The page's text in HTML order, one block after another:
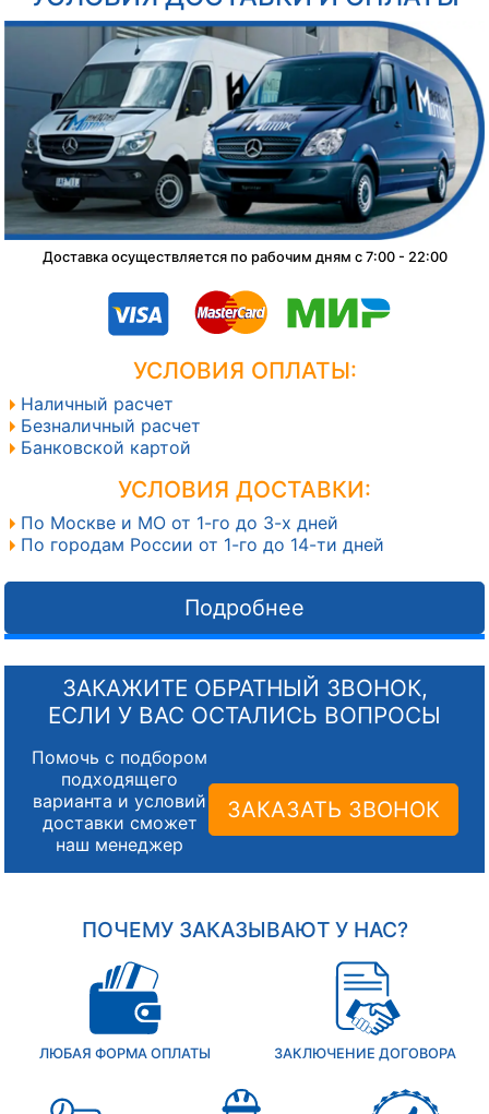
Доставка осуществляется по рабочим дням с 7:00 - 22:00
УСЛОВИЯ ОПЛАТЫ:
Наличный расчет
Безналичный расчет
Банковской картой
УСЛОВИЯ ДОСТАВКИ:
По Москве и МО от 1-го до 3-х дней
По городам России от 1-го до 14-ти дней
Подробнее
ЗАКАЖИТЕ ОБРАТНЫЙ ЗВОНОК,
ЕСЛИ У ВАС ОСТАЛИСЬ ВОПРОСЫ
Помочь с подбором
подходящего
варианта и условий
доставки сможет
наш менеджер
ЗАКАЗАТЬ ЗВОНОК
ПОЧЕМУ ЗАКАЗЫВАЮТ У НАС?
ЛЮБАЯ ФОРМА ОПЛАТЫ ЗАКЛЮЧЕНИЕ ДОГОВОРА